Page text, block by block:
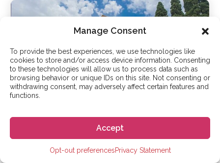
Manage Consent
To provide the best experiences, we use technologies like
cookies to store and/or access device information. Consenting
to these technologies will allow us to process data such as
browsing behavior or unique IDs on this site. Not consenting or
withdrawing consent, may adversely affect certain features and
functions.
Accept
Opt-out preferencesPrivacy Statement
Granada